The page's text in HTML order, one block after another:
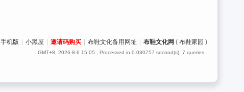
手机版 | 小黑屋 | 邀请码购买 | 布鞋文化备用网址 | 布鞋文化网 ( 布鞋家园 )
GMT+8, 2026-8-6 15:05 , Processed in 0.030757 second(s), 7 queries .